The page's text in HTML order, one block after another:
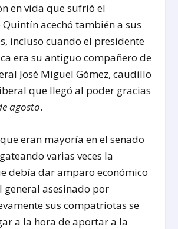
en vida que sufrió el
acechó también a sus
incluso cuando el presidente
era su antiguo compañero de
José Miguel Gómez, caudillo
que llegó al poder gracias
agosto.
eran mayoría en el senado
varias veces la
debía dar amparo económico
general asesinado por
sus compatriotas se
a la hora de aportar a la